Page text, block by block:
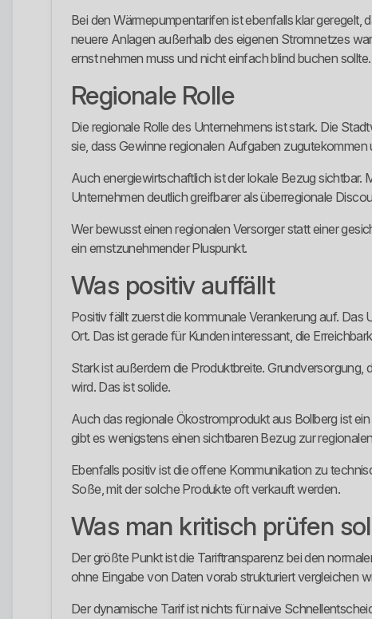
Bei den Wärmepumpentarifen ist ebenfalls klar
neuere Anlagen außerhalb des eigenen Stromnetzes
ernst nehmen muss und nicht einfach blind buchen sollte.
Regionale Rolle
Die regionale Rolle des Unternehmens ist stark. Die
sie, dass Gewinne regionalen Aufgaben
Auch energiewirtschaftlich ist der lokale Bezug sichtbar.
Unternehmen deutlich greifbarer als überregionale
Wer bewusst einen regionalen Versorger statt einer
ein ernstzunehmender Pluspunkt.
Was positiv auffällt
Positiv fällt zuerst die kommunale Verankerung auf.
Ort. Das ist gerade für Kunden interessant, die
Stark ist außerdem die Produktbreite.
wird. Das ist solide.
Auch das regionale Ökostromprodukt aus Bollberg ist
gibt es wenigstens einen sichtbaren Bezug zur
Ebenfalls positiv ist die offene Kommunikation zu
Soße, mit der solche Produkte oft verkauft werden.
Was man kritisch prüfen
Der größte Punkt ist die Tariftransparenz bei den
ohne Eingabe von Daten vorab strukturiert vergleichen
Der dynamische Tarif ist nichts für naive